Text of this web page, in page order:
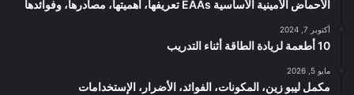
الأحماض الأمينية الأساسية EAAs تعريفها، أهميتها، مصادرها، وفوائدها
أكتوبر 7, 2024
10 أطعمة لزيادة الطاقة أثناء التدريب
مايو 5, 2026
مكمل ليبو زين، المكونات، الفوائد، الأضرار، الإستخدامات